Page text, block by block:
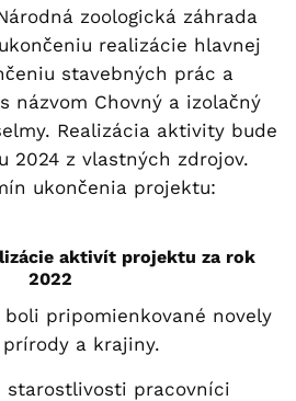
zoologická záhrada
realizácie hlavnej
stavebných prác a
názvom Chovný a izolačný
Realizácia aktivity bude
2024 z vlastných zdrojov.
ukončenia projektu:
aktivít projektu za rok
2022
pripomienkované novely
a krajiny.
pracovníci